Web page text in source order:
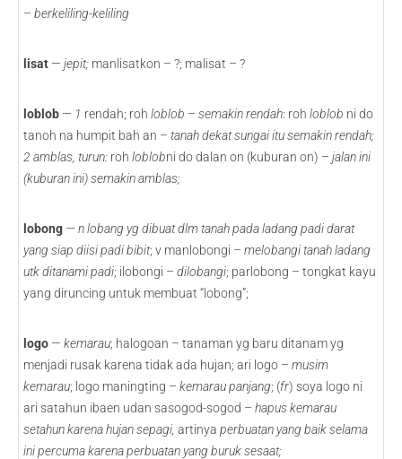
– berkeliling-keliling
lisat — jepit; manlisatkon – ?; malisat – ?
loblob — 1 rendah; roh loblob – semakin rendah: roh loblob ni do
tanoh na humpit bah an – tanah dekat sungai itu semakin rendah;
2 amblas, turun: roh loblobni do dalan on (kuburan on) – jalan ini
(kuburan ini) semakin amblas;
lobong — nlobang yg dibuat dlm tanah pada ladang padi darat
yang siap diisi padi bibit; v manlobongi – melobangi tanah ladang
utk ditanami padi; ilobongi – dilobangi; parlobong – tongkat kayu
yang diruncing untuk membuat “lobong”;
logo — kemarau; halogoan – tanaman yg baru ditanam yg
menjadi rusak karena tidak ada hujan; ari logo – musim
kemarau; logo maningting – kemarau panjang; (fr) soya logo ni
ari satahun ibaen udan sasogod-sogod – hapus kemarau
setahun karena hujan sepagi, artinya perbuatan yang baik selama
ini percuma karena perbuatan yang buruk sesaat;